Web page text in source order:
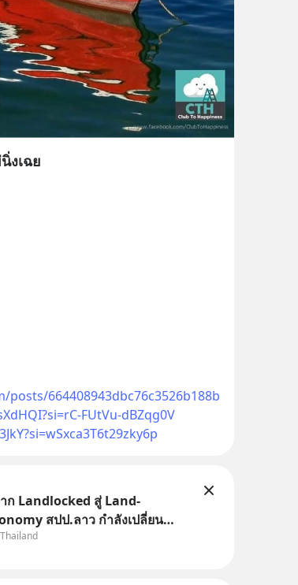
งเฉย
664408943dbc76c3526b188b
FUtVu-dBZqg0V
ก Landlocked สู่ Land-
สปป.ลาว กำลังเปลี่ยน
ประเทศทางผ่าน” สู่ “ศูนย์กลาง